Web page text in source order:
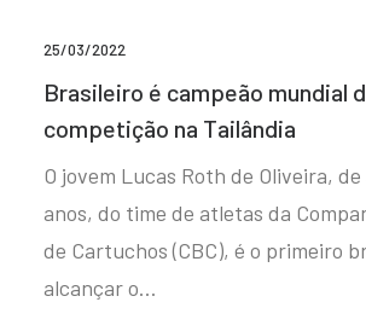
25/03/2022
Brasileiro é campeão mundial
competição na Tailândia
O jovem Lucas Roth de Oliveira,
anos, do time de atletas da
de Cartuchos (CBC), é o primeiro
alcançar o…